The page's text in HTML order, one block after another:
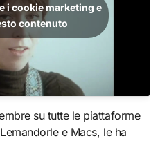
i cookie marketing e
contenuto
su tutte le piattaforme
e Macs, le ha